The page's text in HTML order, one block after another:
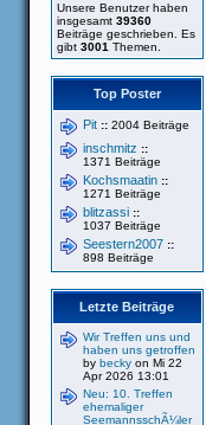
Unsere Benutzer haben
insgesamt 39360
Beiträge geschrieben. Es
gibt 3001 Themen.
Top Poster
Pit :: 2004 Beiträge
inschmitz ::
1371 Beiträge
Kochsmaatin ::
1271 Beiträge
blitzassi ::
1037 Beiträge
Seestern2007 ::
898 Beiträge
Letzte Beiträge
Wir Treffen uns und
haben uns getroffen
by becky on Mi 22
Apr 2026 13:01
Neu: 10. Treffen
ehemaliger
SeemannsschÃ¼ler